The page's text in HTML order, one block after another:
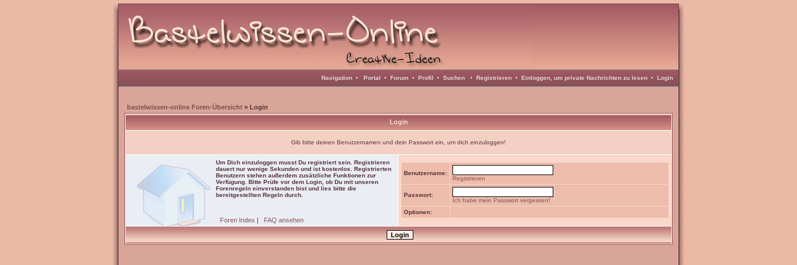
Navigation • Portal • Forum • Profil • Suchen • Registrieren • Einloggen, um private Nachrichten zu lesen • Login
bastelwissen-online Foren-Übersicht » Login
Login
Gib bitte deinen Benutzernamen und dein Passwort ein, um dich einzuloggen!
Um Dich einzuloggen musst Du registriert sein. Registrieren
dauert nur wenige Sekunden und ist kostenlos. Registrierten
Benutzern stehen außerdem zusätzliche Funktionen zur
Verfügung. Bitte Prüfe vor dem Login, ob Du mit unseren
Forenregeln einverstanden bist und lies bitte die
bereitgestellten Regeln durch.
Foren Index | FAQ ansehen
Benutzername:
Registrieren
Passwort:
Ich habe mein Passwort vergessen!
Optionen: